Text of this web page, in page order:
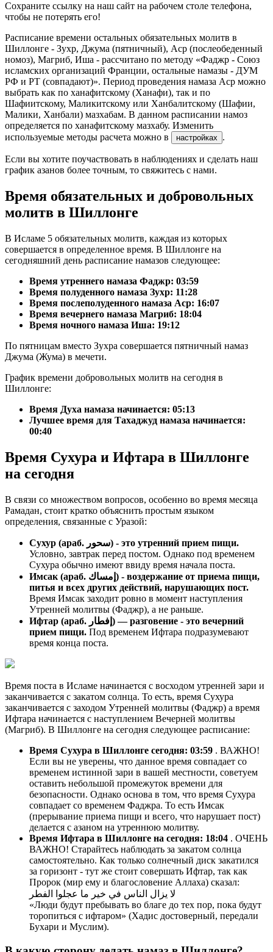
Сохраните ссылку на наш сайт на рабочем столе телефона,
чтобы не потерять его!
Расписание времени остальных обязательных молитв в
Шиллонге - Зухр, Джума (пятничный), Аср (послеобеденный
номоз), Магриб, Иша - рассчитано по методу «Фаджр - Союз
исламских организаций Франции, остальные намазы - ДУМ
РФ и РТ (совпадают)». Период проведения намаза Аср можно
выбрать как по ханафитскому (Ханафи), так и по
Шафиитскому, Маликитскому или Ханбалитскому (Шафии,
Малики, Ханбали) мазхабам. В данном расписании намоз
определяется по ханафитскому мазхабу. Изменить
используемые методы расчета можно в
настройках .
Если вы хотите поучаствовать в наблюдениях и сделать наш
график азанов более точным, то свяжитесь с нами.
Время обязательных и добровольных
молитв в Шиллонге
В Исламе 5 обязательных молитв, каждая из которых
совершается в определенное время. В Шиллонге на
сегодняшний день расписание намазов следующее:
Время утреннего намаза Фаджр: 03:59
Время полуденного намаза Зухр: 11:28
Время послеполуденного намаза Аср: 16:07
Время вечернего намаза Магриб: 18:04
Время ночного намаза Иша: 19:12
По пятницам вместо Зухра совершается пятничный намаз
Джума (Жума) в мечети.
График времени добровольных молитв на сегодня в
Шиллонге:
Время Духа намаза начинается: 05:13
Лучшее время для Тахаджуд намаза начинается:
00:40
Время Сухура и Ифтара в Шиллонге
на сегодня
В связи со множеством вопросов, особенно во время месяца
Рамадан, стоит кратко объяснить простым языком
определения, связанные с Уразой:
Сухур (араб. سحور) - это утренний прием пищи.
Условно, завтрак перед постом. Однако под временем
Сухура обычно имеют ввиду время начала поста.
Имсак (араб. إمساك) - воздержание от приема пищи,
питья и всех других действий, нарушающих пост.
Время Имсак заходит ровно в момент наступления
Утренней молитвы (Фаджр), а не раньше.
Ифтар (араб. إفطار) — разговение - это вечерний
прием пищи. Под временем Ифтара подразумевают
время конца поста.
Время поста в Исламе начинается с восходом утренней зари и
заканчивается с закатом солнца. То есть, время Сухура
заканчивается с заходом Утренней молитвы (Фаджр) а время
Ифтара начинается с наступлением Вечерней молитвы
(Магриб). В Шиллонге на сегодня следующее расписание:
Время Сухура в Шиллонге сегодня: 03:59 . ВАЖНО!
Если вы не уверены, что данное время совпадает со
временем истинной зари в вашей местности, советуем
оставить небольшой промежуток времени для
безопасности. Однако основа в том, что время Сухура
совпадает со временем Фаджра. То есть Имсак
(прерывание приема пищи и всего, что нарушает пост)
делается с азаном на утреннюю молитву.
Время Ифтара в Шиллонге на сегодня: 18:04 . ОЧЕНЬ
ВАЖНО! Старайтесь наблюдать за закатом солнца
самостоятельно. Как только солнечный диск закатился
за горизонт - тут же стоит совершать Ифтар, так как
Пророк (мир ему и благословение Аллаха) сказал:
لا يزال الناس في خير ما عجلوا الفطر
«Люди будут пребывать во благе до тех пор, пока будут
торопиться с ифтаром» (Хадис достоверный, передали
Бухари и Муслим).